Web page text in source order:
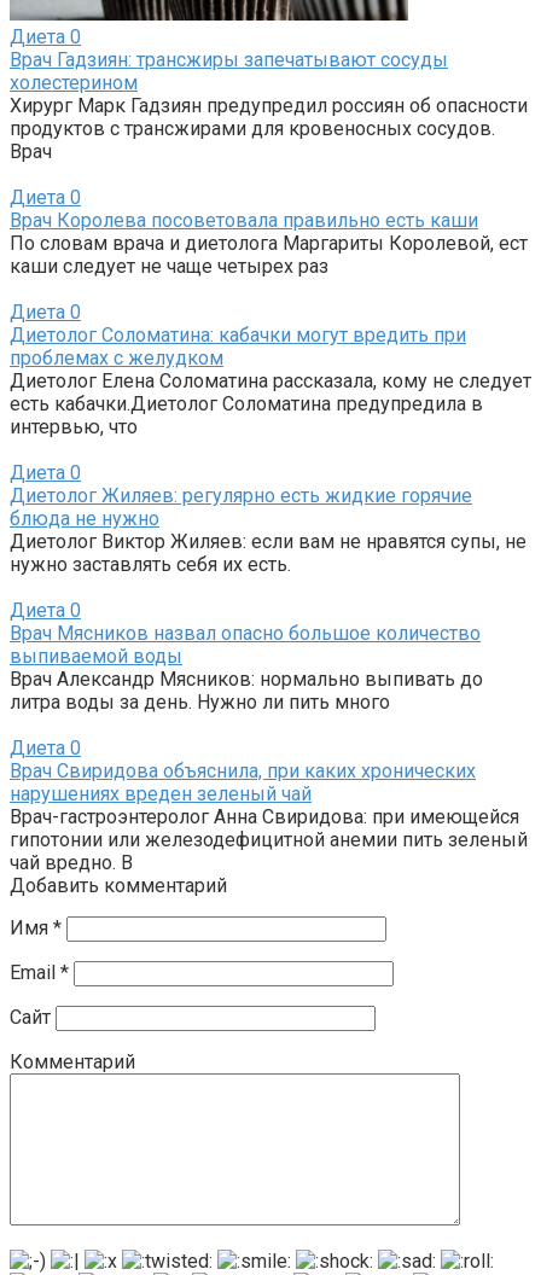
Диета 0
Врач Гадзиян: трансжиры запечатывают сосуды
холестерином
Хирург Марк Гадзиян предупредил россиян об опасности
продуктов с трансжирами для кровеносных сосудов.
Врач
Диета 0
Врач Королева посоветовала правильно есть каши
По словам врача и диетолога Маргариты Королевой, ест
каши следует не чаще четырех раз
Диета 0
Диетолог Соломатина: кабачки могут вредить при
проблемах с желудком
Диетолог Елена Соломатина рассказала, кому не следует
есть кабачки.Диетолог Соломатина предупредила в
интервью, что
Диета 0
Диетолог Жиляев: регулярно есть жидкие горячие
блюда не нужно
Диетолог Виктор Жиляев: если вам не нравятся супы, не
нужно заставлять себя их есть.
Диета 0
Врач Мясников назвал опасно большое количество
выпиваемой воды
Врач Александр Мясников: нормально выпивать до
литра воды за день. Нужно ли пить много
Диета 0
Врач Свиридова объяснила, при каких хронических
нарушениях вреден зеленый чай
Врач-гастроэнтеролог Анна Свиридова: при имеющейся
гипотонии или железодефицитной анемии пить зеленый
чай вредно. В
Добавить комментарий
Имя *
Email *
Сайт
Комментарий